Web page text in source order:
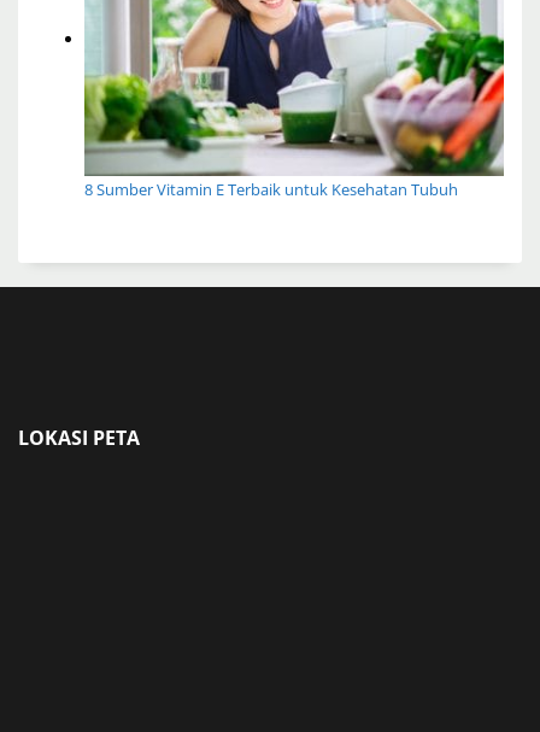
8 Sumber Vitamin E Terbaik untuk Kesehatan Tubuh
LOKASI PETA